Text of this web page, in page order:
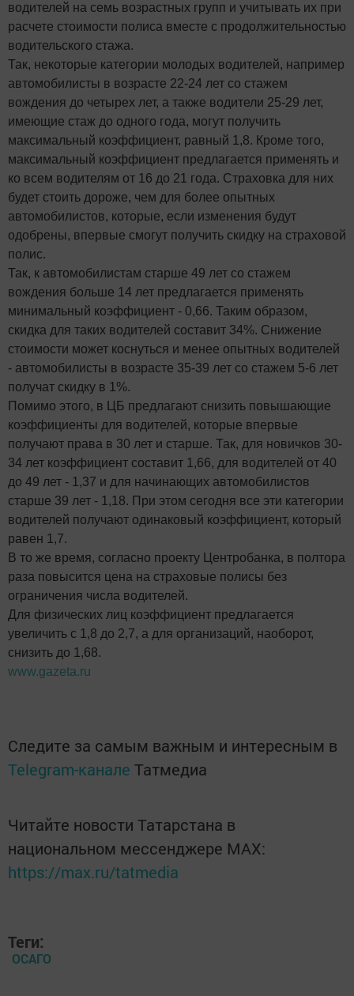
водителей на семь возрастных групп и учитывать их при
расчете стоимости полиса вместе с продолжительностью
водительского стажа.
Так, некоторые категории молодых водителей, например
автомобилисты в возрасте 22-24 лет со стажем
вождения до четырех лет, а также водители 25-29 лет,
имеющие стаж до одного года, могут получить
максимальный коэффициент, равный 1,8. Кроме того,
максимальный коэффициент предлагается применять и
ко всем водителям от 16 до 21 года. Страховка для них
будет стоить дороже, чем для более опытных
автомобилистов, которые, если изменения будут
одобрены, впервые смогут получить скидку на страховой
полис.
Так, к автомобилистам старше 49 лет со стажем
вождения больше 14 лет предлагается применять
минимальный коэффициент - 0,66. Таким образом,
скидка для таких водителей составит 34%. Снижение
стоимости может коснуться и менее опытных водителей
- автомобилисты в возрасте 35-39 лет со стажем 5-6 лет
получат скидку в 1%.
Помимо этого, в ЦБ предлагают снизить повышающие
коэффициенты для водителей, которые впервые
получают права в 30 лет и старше. Так, для новичков 30-
34 лет коэффициент составит 1,66, для водителей от 40
до 49 лет - 1,37 и для начинающих автомобилистов
старше 39 лет - 1,18. При этом сегодня все эти категории
водителей получают одинаковый коэффициент, который
равен 1,7.
В то же время, согласно проекту Центробанка, в полтора
раза повысится цена на страховые полисы без
ограничения числа водителей.
Для физических лиц коэффициент предлагается
увеличить с 1,8 до 2,7, а для организаций, наоборот,
снизить до 1,68.
www.gazeta.ru
Следите за самым важным и интересным в
Telegram-канале Татмедиа
Читайте новости Татарстана в
национальном мессенджере MАХ:
https://max.ru/tatmedia
Теги:
ОСАГО